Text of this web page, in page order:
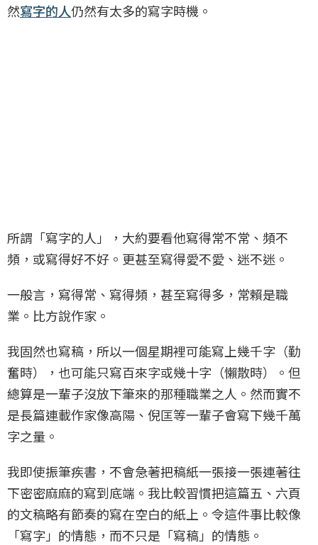
然寫字的人仍然有太多的寫字時機。
所謂「寫字的人」，大約要看他寫得常不常、頻不
頻，或寫得好不好。更甚至寫得愛不愛、迷不迷。
一般言，寫得常、寫得頻，甚至寫得多，常賴是職
業。比方說作家。
我固然也寫稿，所以一個星期裡可能寫上幾千字（勤
奮時），也可能只寫百來字或幾十字（懶散時）。但
總算是一輩子沒放下筆來的那種職業之人。然而實不
是長篇連載作家像高陽、倪匡等一輩子會寫下幾千萬
字之量。
我即使振筆疾書，不會急著把稿紙一張接一張連著往
下密密麻麻的寫到底端。我比較習慣把這篇五、六頁
的文稿略有節奏的寫在空白的紙上。令這件事比較像
「寫字」的情態，而不只是「寫稿」的情態。